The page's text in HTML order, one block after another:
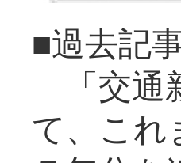
■過去記
「交通
て、これ